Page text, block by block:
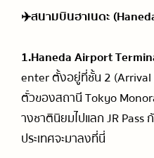
✈️สนามบินฮาเนดะ
1.Haneda Airport
enter ตั้งอยู่ที่ชั้น 2
ตั๋วของสถานี Tokyo
างชาตินิยมไปแลก JR Pass
ประเทศจะมาลงที่นี่